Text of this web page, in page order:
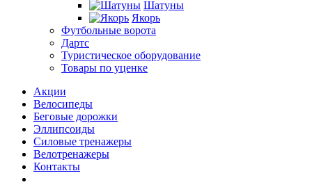
Шатуны
Якорь
Футбольные ворота
Дартс
Туристическое оборудование
Товары по уценке
Акции
Велосипеды
Беговые дорожки
Эллипсоиды
Силовые тренажеры
Велотренажеры
Контакты